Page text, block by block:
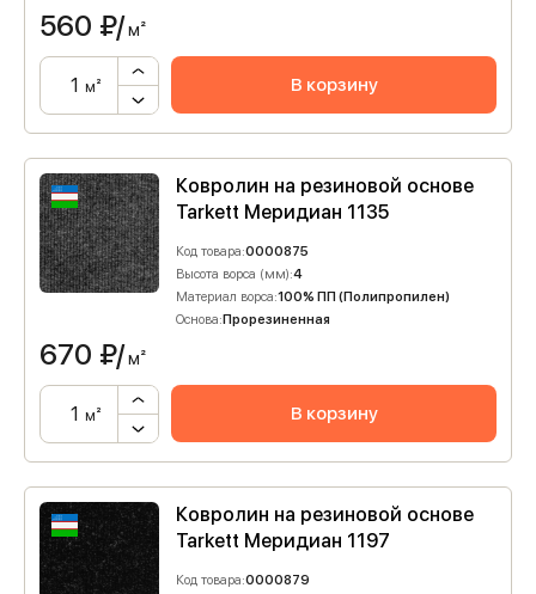
560 ₽/м²
м² В корзину
Ковролин на резиновой основе
Tarkett Меридиан 1135
Код товара:0000875
Высота ворса (мм):4
Материал ворса:100% ПП (Полипропилен)
Основа:Прорезиненная
670 ₽/м²
м² В корзину
Ковролин на резиновой основе
Tarkett Меридиан 1197
Код товара:0000879